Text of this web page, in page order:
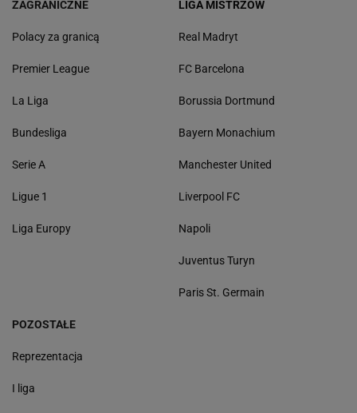
ZAGRANICZNE
Polacy za granicą
Premier League
La Liga
Bundesliga
Serie A
Ligue 1
Liga Europy
LIGA MISTRZÓW
Real Madryt
FC Barcelona
Borussia Dortmund
Bayern Monachium
Manchester United
Liverpool FC
Napoli
Juventus Turyn
Paris St. Germain
POZOSTAŁE
Reprezentacja
I liga